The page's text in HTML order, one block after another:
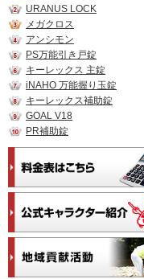
URANUS LOCK
メガクロス
アンシモン
PS万能引き戸錠
キーレックス 主錠
iNAHO 万能握り玉錠
キーレックス補助錠
GOAL V18
PR補助錠